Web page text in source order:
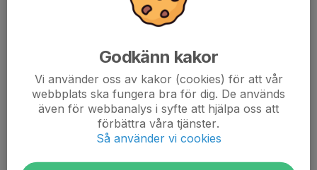
Godkänn kakor
Vi använder oss av kakor (cookies) för att vår
webbplats ska fungera bra för dig. De används
även för webbanalys i syfte att hjälpa oss att
förbättra våra tjänster.
Så använder vi cookies